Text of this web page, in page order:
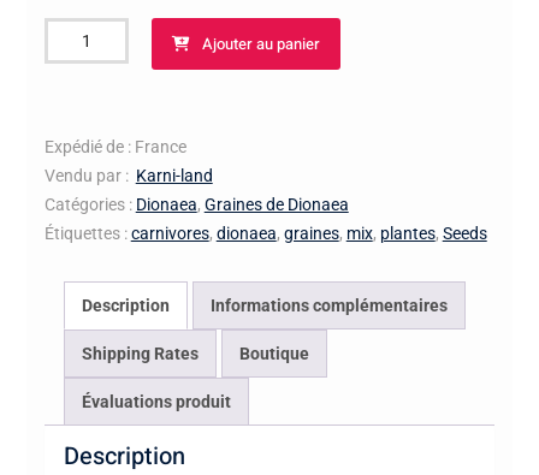
quantité
de
dionaea
100
graines
(seeds)
Ajouter au panier
Expédié de : France
Vendu par : Karni-land
Catégories : Dionaea, Graines de Dionaea
Étiquettes :carnivores, dionaea, graines, mix, plantes, Seeds
Description Informations complémentaires
Shipping Rates Boutique
Évaluations produit
Description